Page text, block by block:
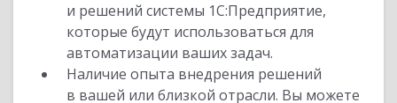
и решений системы 1С:Предприятие,
которые будут использоваться для
автоматизации ваших задач.
Наличие опыта внедрения решений
в вашей или близкой отрасли. Вы можете